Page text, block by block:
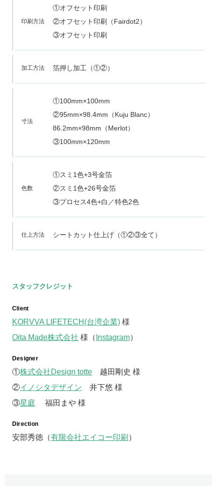
印刷方法
①オフセット印刷
②オフセット印刷（Fairdot2）
③オフセット印刷
加工方法 箔押し加工（①②）
寸法
①100mm×100mm
②95mm×98.4mm（Kuju Blanc）
86.2mm×98mm（Merlot）
③100mm×120mm
色数
①スミ1色+3号金箔
②スミ1色+26号金箔
③プロセス4色+白／特色2色
仕上方法 シートカット仕上げ（①②③全て）
スタッフクレジット
Client
KORVVA LIFETECH(台湾企業) 様
Oita Made株式会社 様（ Instagram）
Designer
①株式会社Design totte 越田剛史 様
②イノシタデザイン 井下悠 様
③星庭 福田まや 様
Direction
安部秀徳（有限会社エイコー印刷 ）